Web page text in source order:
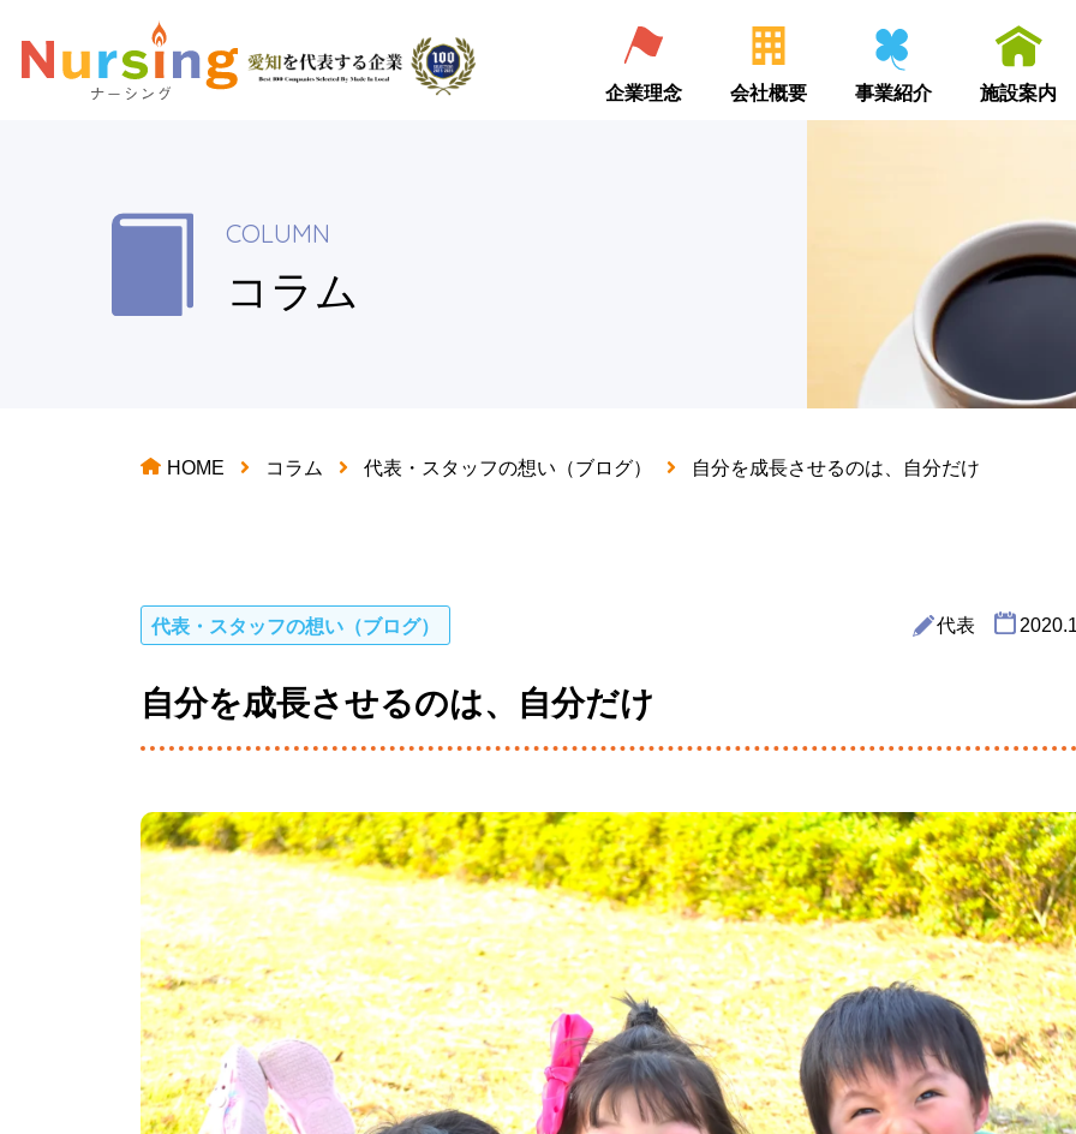
企業理念 会社概要 事業紹介 施設案内
COLUMN
コラム
HOME コラム 代表・スタッフの想い（ブログ） 自分を成長させるのは、自分だけ
代表・スタッフの想い（ブログ） 代表
自分を成長させるのは、自分だけ